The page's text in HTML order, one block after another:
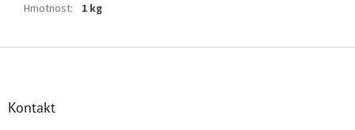
Hmotnost: 1 kg
Kontakt